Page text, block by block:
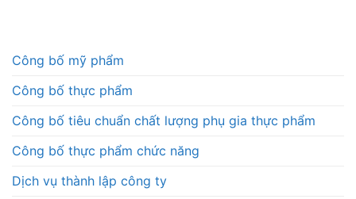
Công bố mỹ phẩm
Công bố thực phẩm
Công bố tiêu chuẩn chất lượng phụ gia thực phẩm
Công bố thực phẩm chức năng
Dịch vụ thành lập công ty